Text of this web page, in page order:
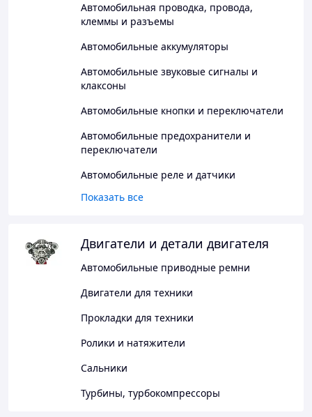
Автомобильная проводка, провода,
клеммы и разъемы
Автомобильные аккумуляторы
Автомобильные звуковые сигналы и
клаксоны
Автомобильные кнопки и переключатели
Автомобильные предохранители и
переключатели
Автомобильные реле и датчики
Показать все
Двигатели и детали двигателя
Автомобильные приводные ремни
Двигатели для техники
Прокладки для техники
Ролики и натяжители
Сальники
Турбины, турбокомпрессоры